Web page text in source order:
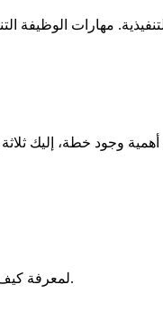
55· لمعرفة كيف يمكننا التخطيط لحديقة صغيرة ، تحدثنا إلى خبراء الحديقة وألقينا معًا دليلًا خطوة بخطوة-حتى تتمكن من البدء الآن.